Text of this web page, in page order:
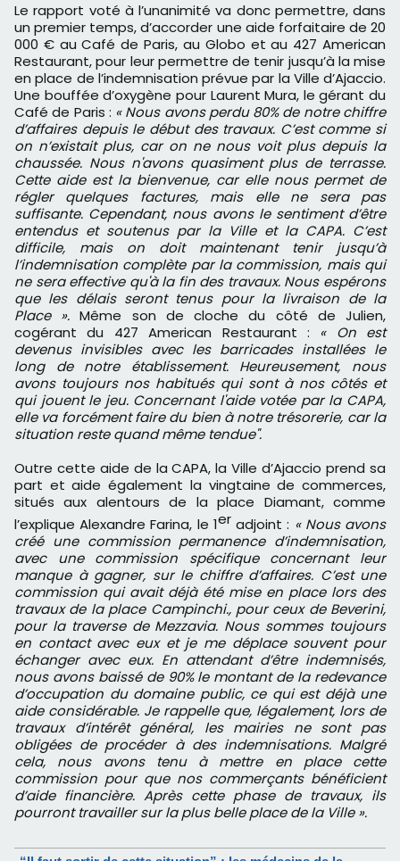
Le rapport voté à l’unanimité va donc permettre, dans
un premier temps, d’accorder une aide forfaitaire de 20
000 € au Café de Paris, au Globo et au 427 American
Restaurant, pour leur permettre de tenir jusqu’à la mise
en place de l’indemnisation prévue par la Ville d’Ajaccio.
Une bouffée d’oxygène pour Laurent Mura, le gérant du
Café de Paris : « Nous avons perdu 80% de notre chiffre
d’affaires depuis le début des travaux. C’est comme si
on n’existait plus, car on ne nous voit plus depuis la
chaussée. Nous n'avons quasiment plus de terrasse.
Cette aide est la bienvenue, car elle nous permet de
régler quelques factures, mais elle ne sera pas
suffisante. Cependant, nous avons le sentiment d’être
entendus et soutenus par la Ville et la CAPA. C’est
difficile, mais on doit maintenant tenir jusqu’à
l’indemnisation complète par la commission, mais qui
ne sera effective qu'à la fin des travaux. Nous espérons
que les délais seront tenus pour la livraison de la
Place ».Même son de cloche du côté de Julien,
cogérant du 427 American Restaurant : « On est
devenus invisibles avec les barricades installées le
long de notre établissement. Heureusement, nous
avons toujours nos habitués qui sont à nos côtés et
qui jouent le jeu. Concernant l'aide votée par la CAPA,
elle va forcément faire du bien à notre trésorerie, car la
situation reste quand même tendue".
Outre cette aide de la CAPA, la Ville d’Ajaccio prend sa
part et aide également la vingtaine de commerces,
situés aux alentours de la place Diamant, comme
l’explique Alexandre Farina, le 1eradjoint : « Nous avons
créé une commission permanence d’indemnisation,
avec une commission spécifique concernant leur
manque à gagner, sur le chiffre d’affaires. C’est une
commission qui avait déjà été mise en place lors des
travaux de la place Campinchi., pour ceux de Beverini,
pour la traverse de Mezzavia. Nous sommes toujours
en contact avec eux et je me déplace souvent pour
échanger avec eux. En attendant d’être indemnisés,
nous avons baissé de 90% le montant de la redevance
d’occupation du domaine public, ce qui est déjà une
aide considérable. Je rappelle que, légalement, lors de
travaux d’intérêt général, les mairies ne sont pas
obligées de procéder à des indemnisations. Malgré
cela, nous avons tenu à mettre en place cette
commission pour que nos commerçants bénéficient
d’aide financière. Après cette phase de travaux, ils
pourront travailler sur la plus belle place de la Ville ».